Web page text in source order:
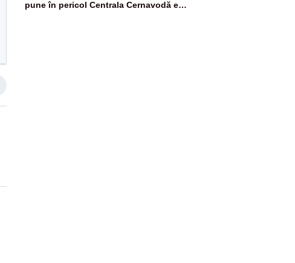
pune în pericol Centrala Cernavodă era